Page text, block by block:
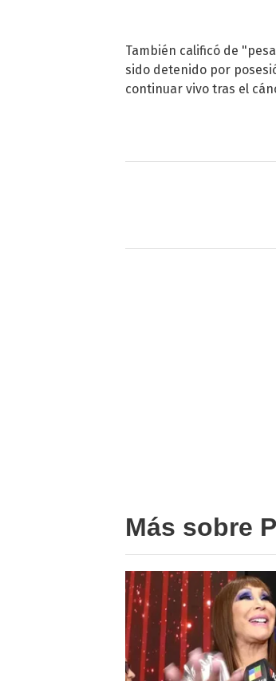
También calificó de
sido detenido por
continuar vivo tras el
Más sobre